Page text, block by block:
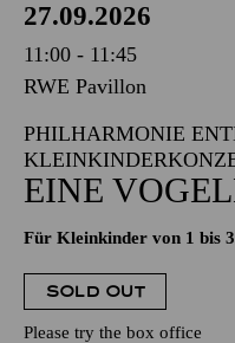
27.09.2026
11:00 - 11:45
RWE Pavillon
PHILHARMONIE
EINE
Für Kleinkinder von 1 bis
SOLD OUT
Please try the box office